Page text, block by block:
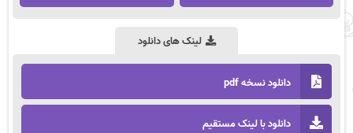
لینک های دانلود
دانلود نسخه pdf
دانلود با لینک مستقیم